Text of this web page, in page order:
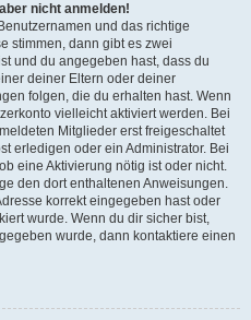
nicht anmelden!
und das richtige
stimmen, dann gibt es zwei
und du angegeben hast, dass du
deiner Eltern oder deiner
folgen, die du erhalten hast. Wenn
vielleicht aktiviert werden. Bei
Mitglieder erst freigeschaltet
erledigen oder ein Administrator. Bei
eine Aktivierung nötig ist oder nicht.
den dort enthaltenen Anweisungen.
korrekt eingegeben hast oder
wurde. Wenn du dir sicher bist,
wurde, dann kontaktiere einen